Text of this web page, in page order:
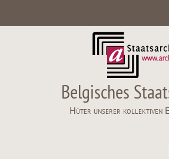
Belgisches
Hüter unserer kollektiven